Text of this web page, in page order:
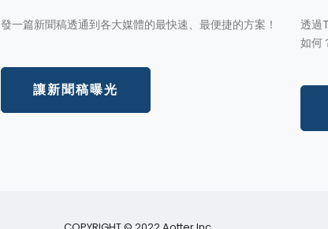
發一篇新聞稿透通到各大媒體的最快速、最便捷的方案！
讓新聞稿曝光
透過
如何